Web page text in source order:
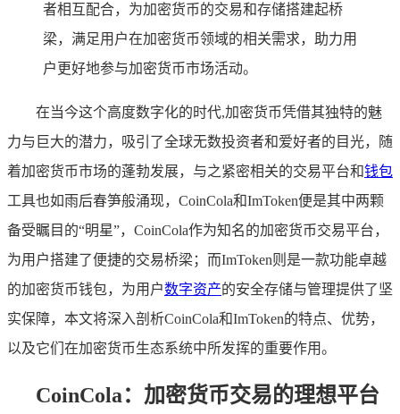
者相互配合，为加密货币的交易和存储搭建起桥
梁，满足用户在加密货币领域的相关需求，助力用
户更好地参与加密货币市场活动。
在当今这个高度数字化的时代,加密货币凭借其独特的魅
力与巨大的潜力，吸引了全球无数投资者和爱好者的目光，随
着加密货币市场的蓬勃发展，与之紧密相关的交易平台和钱包
工具也如雨后春笋般涌现，CoinCola和ImToken便是其中两颗
备受瞩目的“明星”，CoinCola作为知名的加密货币交易平台，
为用户搭建了便捷的交易桥梁；而ImToken则是一款功能卓越
的加密货币钱包，为用户数字资产的安全存储与管理提供了坚
实保障，本文将深入剖析CoinCola和ImToken的特点、优势，
以及它们在加密货币生态系统中所发挥的重要作用。
CoinCola：加密货币交易的理想平台